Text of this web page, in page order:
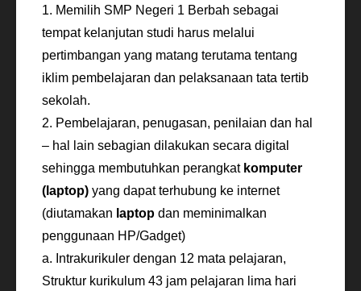
1. Memilih SMP Negeri 1 Berbah sebagai
tempat kelanjutan studi harus melalui
pertimbangan yang matang terutama tentang
iklim pembelajaran dan pelaksanaan tata tertib
sekolah.
2. Pembelajaran, penugasan, penilaian dan hal
– hal lain sebagian dilakukan secara digital
sehingga membutuhkan perangkat komputer
(laptop) yang dapat terhubung ke internet
(diutamakan laptop dan meminimalkan
penggunaan HP/Gadget)
a. Intrakurikuler dengan 12 mata pelajaran,
Struktur kurikulum 43 jam pelajaran lima hari